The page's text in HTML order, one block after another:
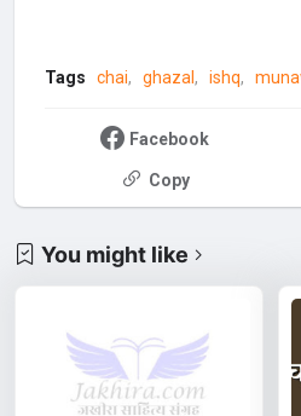
Tags chai ghazal ishq
Facebook
Copy
You might like